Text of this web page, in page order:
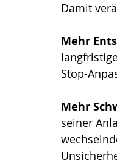
Damit
Mehr
Stop-
Mehr
seiner